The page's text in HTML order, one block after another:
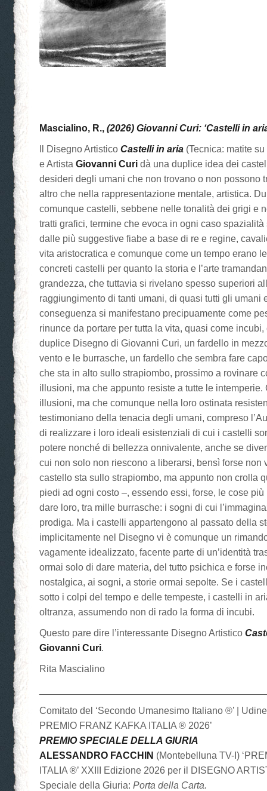
Mascialino, R., (2026) Giovanni Curi: ‘Castelli in
Il Disegno Artistico Castelli in aria (Tecnica: matite
e Artista Giovanni Curi dà una duplice idea dei
desideri degli umani che non trovano o non possono
altro che nella rappresentazione mentale, artistica.
comunque castelli, sebbene nelle tonalità dei grigi e
tratti grafici, termine che evoca in ogni caso
dalle più suggestive fiabe a base di re e regine,
vita aristocratica e comunque come un tempo erano
concreti castelli per quanto la storia e l’arte
grandezza, che tuttavia si rivelano spesso superiori
raggiungimento di tanti umani, di quasi tutti gli umani
conseguenza si manifestano precipuamente come
rinunce da portare per tutta la vita, quasi come
duplice Disegno di Giovanni Curi, un fardello in
vento e le burrasche, un fardello che sembra fare
che sta in alto sullo strapiombo, prossimo a rovinare
illusioni, ma che appunto resiste a tutte le intemperie.
illusioni, ma che comunque nella loro ostinata
testimoniano della tenacia degli umani, compreso
di realizzare i loro ideali esistenziali di cui i castelli
potere nonché di bellezza onnivalente, anche se
cui non solo non riescono a liberarsi, bensì forse non
castello sta sullo strapiombo, ma appunto non crolla
piedi ad ogni costo –, essendo essi, forse, le cose
dare loro, tra mille burrasche: i sogni di cui
prodiga. Ma i castelli appartengono al passato della
implicitamente nel Disegno vi è comunque un
vagamente idealizzato, facente parte di un’identità
ormai solo di dare materia, del tutto psichica e forse
nostalgica, ai sogni, a storie ormai sepolte. Se i
sotto i colpi del tempo e delle tempeste, i castelli in
oltranza, assumendo non di rado la forma di incubi.
Questo pare dire l’interessante Disegno Artistico
Giovanni Curi.
Rita Mascialino
Comitato del ‘Secondo Umanesimo Italiano ®’ |
PREMIO FRANZ KAFKA ITALIA ® 2026’
PREMIO SPECIALE DELLA GIURIA
ALESSANDRO FACCHIN (Montebelluna TV-I)
ITALIA ®’ XXIII Edizione 2026 per il DISEGNO
Speciale della Giuria: Porta della Carta.